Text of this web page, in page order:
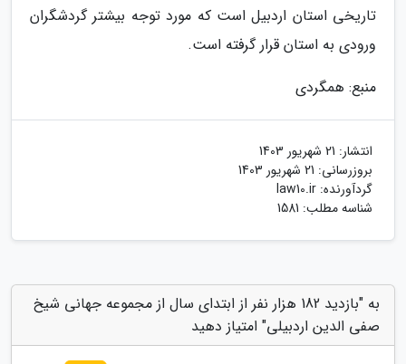
تاریخی استان اردبیل است که مورد توجه بیشتر گردشگران
ورودی به استان قرار گرفته است.
منبع: همگردی
انتشار: 21 شهریور 1403
بروزرسانی: 21 شهریور 1403
گردآورنده: law10.ir
شناسه مطلب: 1581
به "بازدید 182 هزار نفر از ابتدای سال از مجموعه جهانی شیخ
صفی الدین اردبیلی" امتیاز دهید